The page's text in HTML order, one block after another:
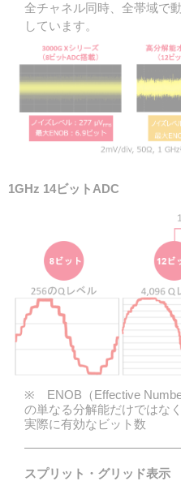
全チャネル同時、全帯域で
しています。
1GHz 14ビットADC
※ ENOB（Effective
の単なる分解能だけではな
実際に有効なビット数
スプリット・グリッド表示